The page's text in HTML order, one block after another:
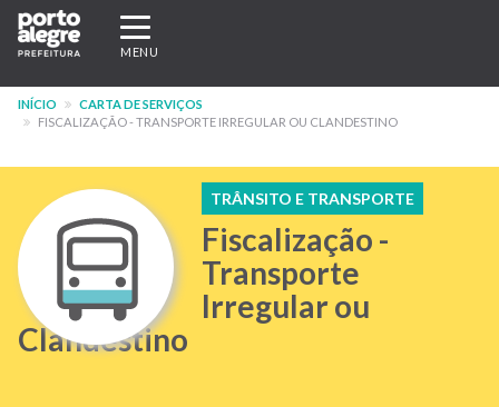
Pular
para
conteúdo
principal
Expandir/recolher
navegação
MENU
INÍCIO
CARTA DE SERVIÇOS
FISCALIZAÇÃO - TRANSPORTE IRREGULAR OU CLANDESTINO
TRÂNSITO E TRANSPORTE
Fiscalização -
Transporte
Irregular ou
Clandestino